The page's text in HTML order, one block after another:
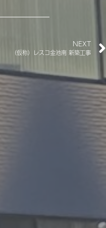
NEXT
（仮称）レスコ金池南 新築工事